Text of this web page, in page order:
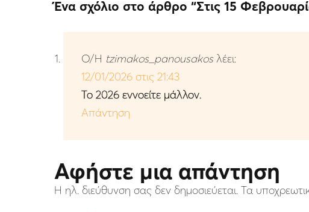
Ένα σχόλιο στο άρθρο “Στις 15
Ο/Η tzimakos_panousakos λέει:
12/01/2026 στις 21:43
Το 2026 εννοείτε μάλλον.
Απάντηση
Αφήστε μια απάντηση
Η ηλ. διεύθυνση σας δεν δημοσιεύεται. Τα